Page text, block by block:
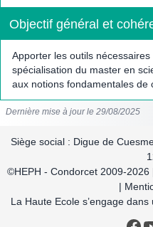
Objectif général et
Apporter les outils
spécialisation du master en
aux notions fondamentales de
Dernière mise à jour le 29/08/2025
Siège social : Digue de
©HEPH - Condorcet 2009-
|
La Haute Ecole s’engage